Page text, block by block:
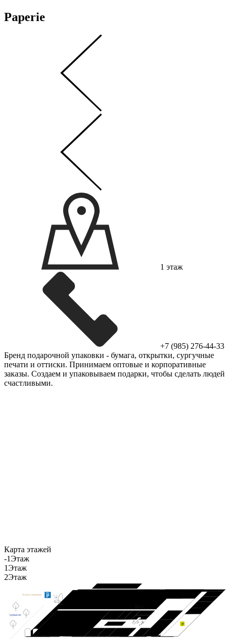
Paperie
1 этаж
+7 (985) 276-44-33
Бренд подарочной упаковки - бумага, открытки, сургучные
печати и оттиски. Принимаем оптовые и корпоративные
заказы. Создаем и упаковываем подарки, чтобы сделать людей
счастливыми.
Карта этажей
-1Этаж
1Этаж
2Этаж